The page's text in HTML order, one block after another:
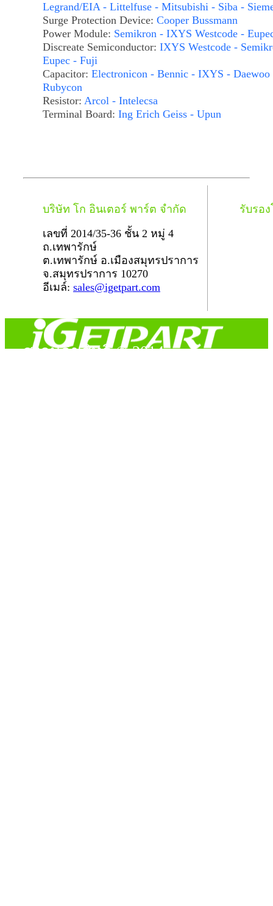
Legrand/EIA - Littelfuse - Mitsubishi - Siba -
Surge Protection Device: Cooper Bussmann
Power Module: Semikron - IXYS Westcode -
Discreate Semiconductor: IXYS Westcode -
Eupec - Fuji
Capacitor: Electronicon - Bennic - IXYS - Daewoo
Rubycon
Resistor: Arcol - Intelecsa
Terminal Board: Ing Erich Geiss - Upun
บริษัท โก อินเตอร์ พาร์ต จำกัด
เลขที่ 2014/35-36 ชั้น 2 หมู่ 4
ถ.เทพารักษ์
ต.เทพารักษ์ อ.เมืองสมุทรปราการ
จ.สมุทรปราการ 10270
อีเมล์: sales@igetpart.com
รับรอ
สงวนลิขสิทธิ์ © 2014